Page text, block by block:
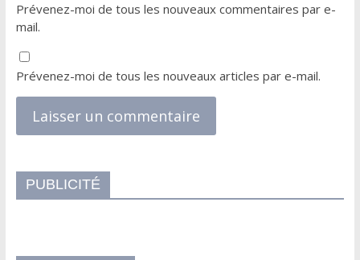
Prévenez-moi de tous les nouveaux commentaires par e-
mail.
Prévenez-moi de tous les nouveaux articles par e-mail.
PUBLICITÉ